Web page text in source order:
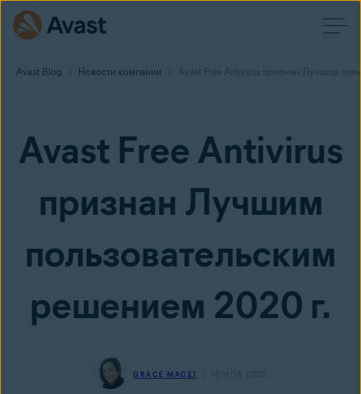
Avast Blog Новости компании Avast Free Antivirus признан Лучшим
Avast Free Antivirus
признан Лучшим
пользовательским
решением 2020 г.
GRACE MACEJ 10 НОЯ 2020